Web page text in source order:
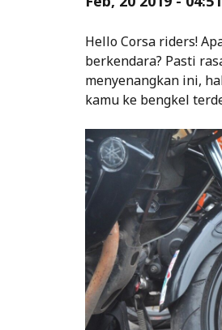
Hello Corsa riders!
berkendara? Pasti
menyenangkan ini,
kamu ke bengkel